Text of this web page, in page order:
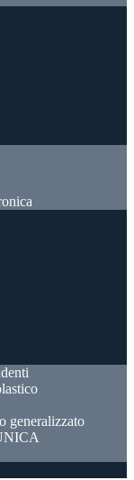
generalizzato